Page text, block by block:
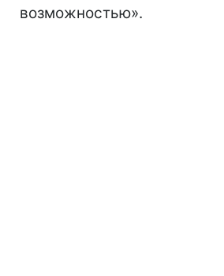
возможностью».